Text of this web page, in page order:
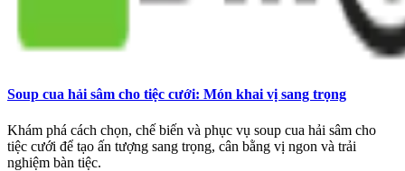
Soup cua hải sâm cho tiệc cưới: Món khai vị sang trọng
Khám phá cách chọn, chế biến và phục vụ soup cua hải sâm cho
tiệc cưới để tạo ấn tượng sang trọng, cân bằng vị ngon và trải
nghiệm bàn tiệc.